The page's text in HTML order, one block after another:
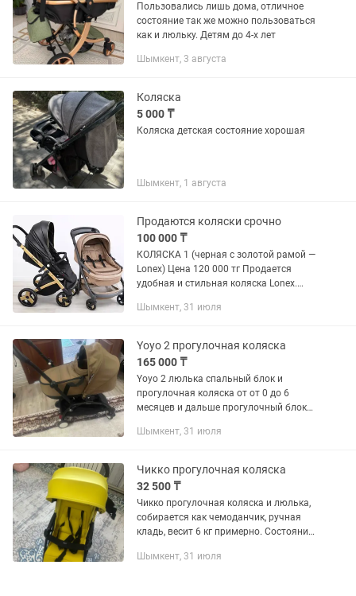
Пользовались лишь дома, отличное
состояние так же можно пользоваться
как и люльку. Детям до 4-х лет
Шымкент, 3 августа
Коляска
5 000 ₸
Коляска детская состояние хорошая
Шымкент, 1 августа
Продаются коляски срочно
100 000 ₸
КОЛЯСКА 1 (черная с золотой рамой —
Lonex) Цена 120 000 тг Продается
удобная и стильная коляска Lonex.
пользовались аккуратно. Очень
Шымкент, 31 июля
Yoyo 2 прогулочная коляска
165 000 ₸
Yoyo 2 люлька спальный блок и
прогулочная коляска от от 0 до 6
месяцев и дальше прогулочный блок
Весит 5,5 кг. Состояние идеальное.
Шымкент, 31 июля
Чикко прогулочная коляска
32 500 ₸
Чикко прогулочная коляска и люлька,
собирается как чемоданчик, ручная
кладь, весит 6 кг примерно. Состояние
пятен, мытая без запаха опрятная
Шымкент, 31 июля